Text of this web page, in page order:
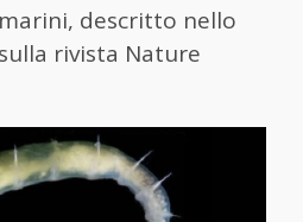
descritto nello
rivista Nature